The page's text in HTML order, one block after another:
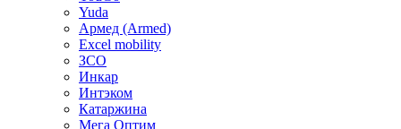
Yuda
Армед (Armed)
Еxcel mobility
ЗСО
Инкар
Интэком
Катаржина
Мега Оптим